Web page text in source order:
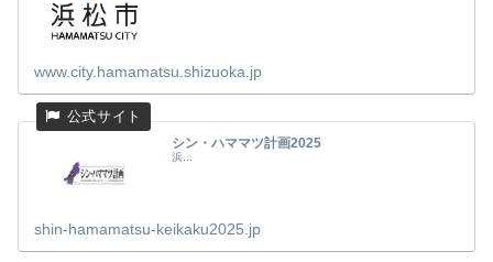
www.city.hamamatsu.shizuoka.jp
シン・ハママツ計画2025
浜...
shin-hamamatsu-keikaku2025.jp